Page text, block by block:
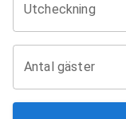
Utcheckning
Antal gäster